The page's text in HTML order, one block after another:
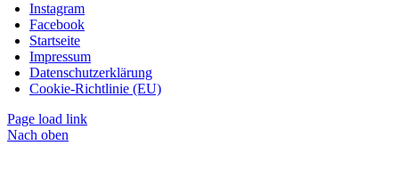
Instagram
Facebook
Startseite
Impressum
Datenschutzerklärung
Cookie-Richtlinie (EU)
Page load link
Nach oben